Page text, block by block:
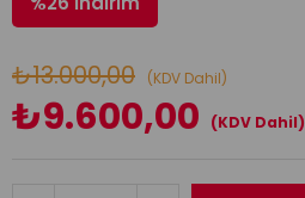
₺13.000,00 (KDV Dahil)
₺9.600,00 (KDV Dahil)